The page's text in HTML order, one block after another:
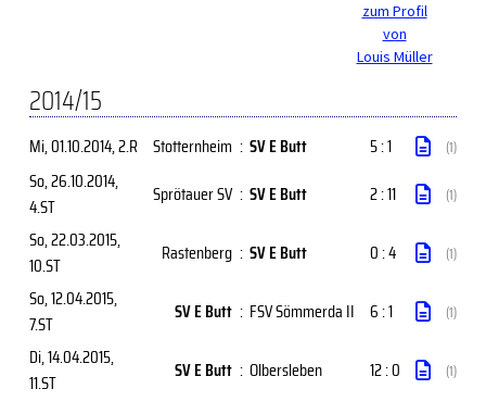
zum Profil
von
Louis Müller
2014/15
Mi, 01.10.2014, 2.R Stotternheim : SV E Butt 5 : 1 (1)
So, 26.10.2014,
4.ST
Sprötauer SV : SV E Butt 2 : 11 (1)
So, 22.03.2015,
10.ST
Rastenberg : SV E Butt 0 : 4 (1)
So, 12.04.2015,
7.ST
SV E Butt : FSV Sömmerda II 6 : 1 (1)
Di, 14.04.2015,
11.ST
SV E Butt : Olbersleben 12 : 0 (1)